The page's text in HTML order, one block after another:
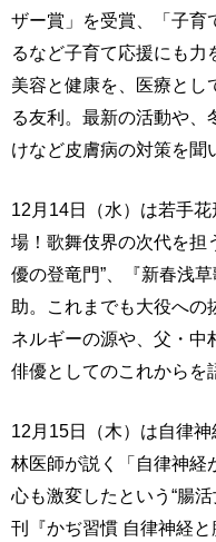
ザー賞」を受賞、「子育
るなど子育て応援にも力
美容と健康を、医療とし
る友利。最新の活動や
けなど皮膚病の対策を聞
12月14日（水）は若手
場！歌舞伎界の次代を担
優の登竜門”、『新春浅
助。これまでも大役への
ネルギーの源や、父・中
俳優としてのこれからを
12月15日（木）は自律
林医師が説く「自律神経
心も激変したという“腸
刊『かぢ習慣 自律神経